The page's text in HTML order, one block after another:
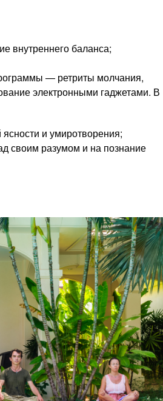
внутреннего баланса;
— ретриты молчания,
электронными гаджетами. В
и умиротворения;
своим разумом и на познание